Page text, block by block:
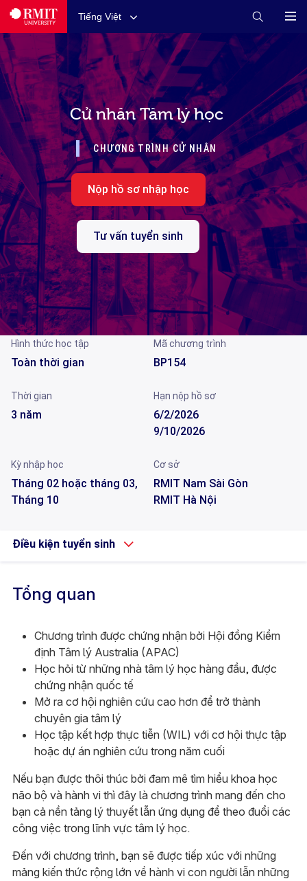
Tiếng Việt
Cử nhân Tâm lý học
CHƯƠNG TRÌNH CỬ NHÂN
Nộp hồ sơ nhập học
Tư vấn tuyển sinh
Hình thức học tập
Toàn thời gian
Mã chương trình
BP154
Thời gian
3 năm
Hạn nộp hồ sơ
6/2/2026
9/10/2026
Kỳ nhập học
Tháng 02 hoặc tháng 03,
Tháng 10
Cơ sở
RMIT Nam Sài Gòn
RMIT Hà Nội
Tổng quan
Chương trình được chứng nhận bởi Hội đồng Kiểm
định Tâm lý Australia (APAC)
Học hỏi từ những nhà tâm lý học hàng đầu, được
chứng nhận quốc tế
Mở ra cơ hội nghiên cứu cao hơn để trở thành
chuyên gia tâm lý
Học tập kết hợp thực tiễn (WIL) với cơ hội thực tập
hoặc dự án nghiên cứu trong năm cuối
Nếu bạn được thôi thúc bởi đam mê tìm hiểu khoa học
não bộ và hành vi thì đây là chương trình mang đến cho
bạn cả nền tảng lý thuyết lẫn ứng dụng để theo đuổi các
công việc trong lĩnh vực tâm lý học.
Đến với chương trình, bạn sẽ được tiếp xúc với những
mảng kiến thức rộng lớn về hành vi con người lẫn những
Điều kiện tuyển sinh